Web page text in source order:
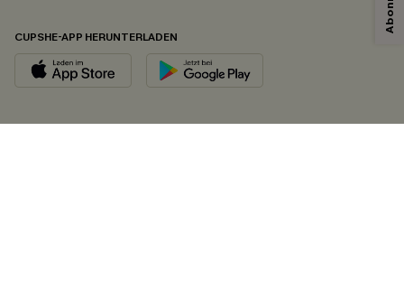
CUPSHE-APP HERUNTERLADEN